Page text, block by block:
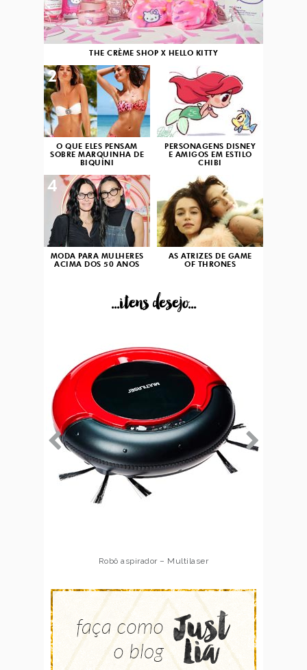
THE CRÈME SHOP X HELLO KITTY
O QUE ELES PENSAM
SOBRE MARQUINHA DE
BIQUÍNI
2
PERSONAGENS DISNEY
E AMIGOS EM ESTILO
CHIBI
3
MODA PARA MULHERES
ACIMA DOS 50 ANOS
4
AS ATRIZES DE GAME
OF THRONES
...itens desejo...
Robô aspirador – Multilaser